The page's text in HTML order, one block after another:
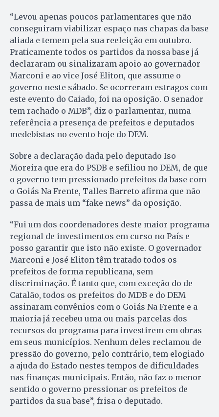
“Levou apenas poucos parlamentares que não
conseguiram viabilizar espaço nas chapas da base
aliada e temem pela sua reeleição em outubro.
Praticamente todos os partidos da nossa base já
declararam ou sinalizaram apoio ao governador
Marconi e ao vice José Eliton, que assume o
governo neste sábado. Se ocorreram estragos com
este evento do Caiado, foi na oposição. O senador
tem rachado o MDB”, diz o parlamentar, numa
referência a presença de prefeitos e deputados
medebistas no evento hoje do DEM.
Sobre a declaração dada pelo deputado Iso
Moreira que era do PSDB e sefiliou no DEM, de que
o governo tem pressionado prefeitos da base com
o Goiás Na Frente, Talles Barreto afirma que não
passa de mais um “fake news” da oposição.
“Fui um dos coordenadores deste maior programa
regional de investimentos em curso no País e
posso garantir que isto não existe. O governador
Marconi e José Eliton têm tratado todos os
prefeitos de forma republicana, sem
discriminação. É tanto que, com exceção do de
Catalão, todos os prefeitos do MDB e do DEM
assinaram convênios com o Goiás Na Frente e a
maioria já recebeu uma ou mais parcelas dos
recursos do programa para investirem em obras
em seus municípios. Nenhum deles reclamou de
pressão do governo, pelo contrário, tem elogiado
a ajuda do Estado nestes tempos de dificuldades
nas finanças municipais. Então, não faz o menor
sentido o governo pressionar os prefeitos de
partidos da sua base”, frisa o deputado.